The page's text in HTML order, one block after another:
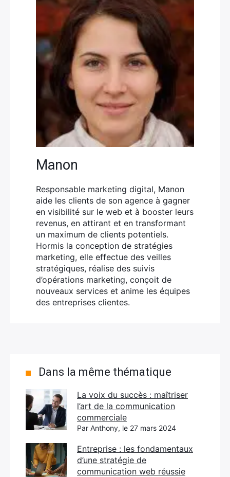
Manon
Responsable marketing digital, Manon
aide les clients de son agence à gagner
en visibilité sur le web et à booster leurs
revenus, en attirant et en transformant
un maximum de clients potentiels.
Hormis la conception de stratégies
marketing, elle effectue des veilles
stratégiques, réalise des suivis
d’opérations marketing, conçoit de
nouveaux services et anime les équipes
des entreprises clientes.
Dans la même thématique
La voix du succès : maîtriser
l’art de la communication
commerciale
Par Anthony, le 27 mars 2024
Entreprise : les fondamentaux
d’une stratégie de
communication web réussie